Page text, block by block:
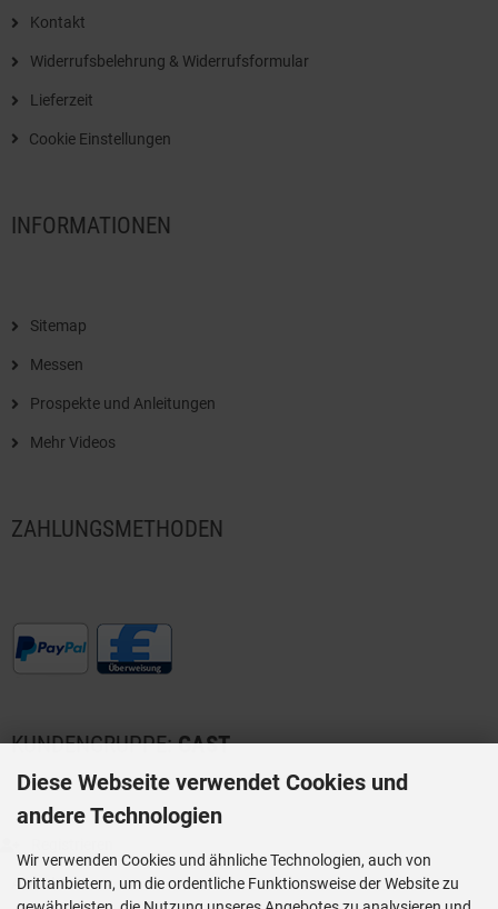
Kontakt
Widerrufsbelehrung & Widerrufsformular
Lieferzeit
Cookie Einstellungen
INFORMATIONEN
Sitemap
Messen
Prospekte und Anleitungen
Mehr Videos
ZAHLUNGSMETHODEN
KUNDENGRUPPE:GAST
Anmelden
Diese Webseite verwendet Cookies und
andere Technologien
Wir verwenden Cookies und ähnliche Technologien, auch von
Drittanbietern, um die ordentliche Funktionsweise der Website zu